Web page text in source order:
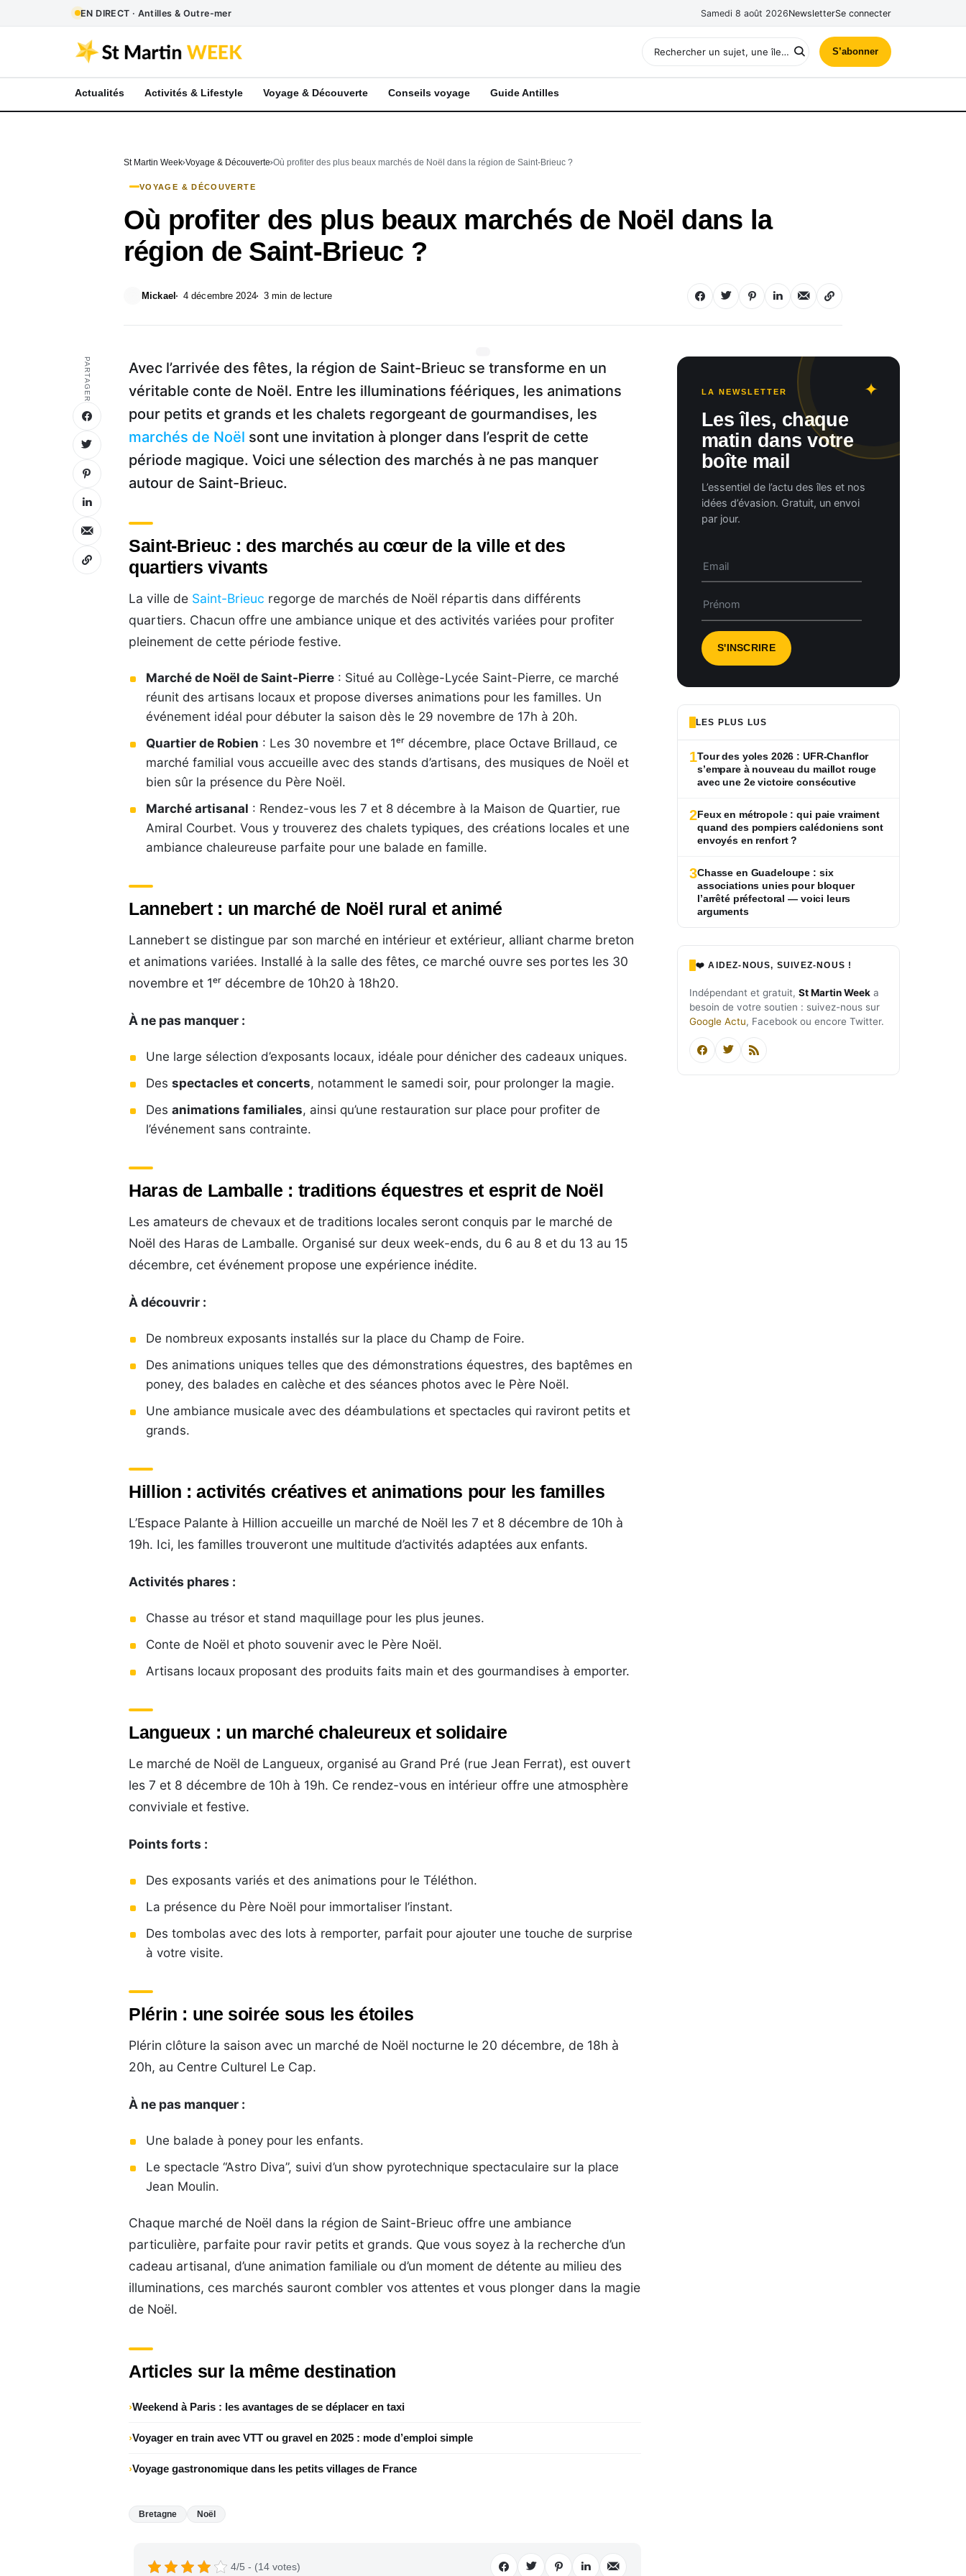
EN DIRECT · Antilles & Outre-mer Samedi 8 août 2026NewsletterSe connecter
S’abonner
Actualités Activités & Lifestyle Voyage & Découverte Conseils voyage Guide Antilles
St Martin Week Voyage & Découverte Où profiter des plus beaux marchés de Noël dans la région de Saint-Brieuc ?
VOYAGE & DÉCOUVERTE
Où profiter des plus beaux marchés de Noël dans la
région de Saint-Brieuc ?
Mickael 4 décembre 2024 3 min de lecture
PARTAGER
Avec l’arrivée des fêtes, la région de Saint-Brieuc se transforme en un
véritable conte de Noël. Entre les illuminations féériques, les animations
pour petits et grands et les chalets regorgeant de gourmandises, les
marchés de Noël sont une invitation à plonger dans l’esprit de cette
période magique. Voici une sélection des marchés à ne pas manquer
autour de Saint-Brieuc.
Saint-Brieuc : des marchés au cœur de la ville et des
quartiers vivants
La ville de Saint-Brieuc regorge de marchés de Noël répartis dans différents
quartiers. Chacun offre une ambiance unique et des activités variées pour profiter
pleinement de cette période festive.
Marché de Noël de Saint-Pierre : Situé au Collège-Lycée Saint-Pierre, ce marché
réunit des artisans locaux et propose diverses animations pour les familles. Un
événement idéal pour débuter la saison dès le 29 novembre de 17h à 20h.
Quartier de Robien : Les 30 novembre et 1ᵉʳ décembre, place Octave Brillaud, ce
marché familial vous accueille avec des stands d’artisans, des musiques de Noël et
bien sûr la présence du Père Noël.
Marché artisanal : Rendez-vous les 7 et 8 décembre à la Maison de Quartier, rue
Amiral Courbet. Vous y trouverez des chalets typiques, des créations locales et une
ambiance chaleureuse parfaite pour une balade en famille.
Lannebert : un marché de Noël rural et animé
Lannebert se distingue par son marché en intérieur et extérieur, alliant charme breton
et animations variées. Installé à la salle des fêtes, ce marché ouvre ses portes les 30
novembre et 1ᵉʳ décembre de 10h20 à 18h20.
À ne pas manquer :
Une large sélection d’exposants locaux, idéale pour dénicher des cadeaux uniques.
Desspectacles et concerts, notamment le samedi soir, pour prolonger la magie.
Desanimations familiales, ainsi qu’une restauration sur place pour profiter de
l’événement sans contrainte.
Haras de Lamballe : traditions équestres et esprit de Noël
Les amateurs de chevaux et de traditions locales seront conquis par le marché de
Noël des Haras de Lamballe. Organisé sur deux week-ends, du 6 au 8 et du 13 au 15
décembre, cet événement propose une expérience inédite.
À découvrir :
De nombreux exposants installés sur la place du Champ de Foire.
Des animations uniques telles que des démonstrations équestres, des baptêmes en
poney, des balades en calèche et des séances photos avec le Père Noël.
Une ambiance musicale avec des déambulations et spectacles qui raviront petits et
grands.
Hillion : activités créatives et animations pour les familles
L’Espace Palante à Hillion accueille un marché de Noël les 7 et 8 décembre de 10h à
19h. Ici, les familles trouveront une multitude d’activités adaptées aux enfants.
Activités phares :
Chasse au trésor et stand maquillage pour les plus jeunes.
Conte de Noël et photo souvenir avec le Père Noël.
Artisans locaux proposant des produits faits main et des gourmandises à emporter.
Langueux : un marché chaleureux et solidaire
Le marché de Noël de Langueux, organisé au Grand Pré (rue Jean Ferrat), est ouvert
les 7 et 8 décembre de 10h à 19h. Ce rendez-vous en intérieur offre une atmosphère
conviviale et festive.
Points forts :
Des exposants variés et des animations pour le Téléthon.
La présence du Père Noël pour immortaliser l’instant.
Des tombolas avec des lots à remporter, parfait pour ajouter une touche de surprise
à votre visite.
Plérin : une soirée sous les étoiles
Plérin clôture la saison avec un marché de Noël nocturne le 20 décembre, de 18h à
20h, au Centre Culturel Le Cap.
À ne pas manquer :
Une balade à poney pour les enfants.
Le spectacle “Astro Diva”, suivi d’un show pyrotechnique spectaculaire sur la place
Jean Moulin.
Chaque marché de Noël dans la région de Saint-Brieuc offre une ambiance
particulière, parfaite pour ravir petits et grands. Que vous soyez à la recherche d’un
cadeau artisanal, d’une animation familiale ou d’un moment de détente au milieu des
illuminations, ces marchés sauront combler vos attentes et vous plonger dans la magie
de Noël.
Articles sur la même destination
Weekend à Paris : les avantages de se déplacer en taxi
Voyager en train avec VTT ou gravel en 2025 : mode d’emploi simple
Voyage gastronomique dans les petits villages de France
Bretagne Noël
4/5 - (14 votes)
LA NEWSLETTER
Les îles, chaque
matin dans votre
boîte mail
L’essentiel de l’actu des îles et nos
idées d’évasion. Gratuit, un envoi
par jour.
LES PLUS LUS
1Tour des yoles 2026 : UFR-Chanflor
s’empare à nouveau du maillot rouge
avec une 2e victoire consécutive
2Feux en métropole : qui paie vraiment
quand des pompiers calédoniens sont
envoyés en renfort ?
3Chasse en Guadeloupe : six
associations unies pour bloquer
l’arrêté préfectoral — voici leurs
arguments
❤️ AIDEZ-NOUS, SUIVEZ-NOUS !
Indépendant et gratuit, St Martin Week a
besoin de votre soutien : suivez-nous sur
Google Actu, Facebook ou encore Twitter.